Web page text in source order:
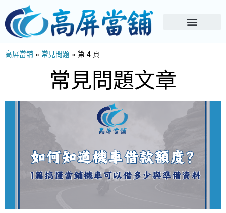
高屏當舖 » 常見問題 » 第 4 頁
常見問題文章